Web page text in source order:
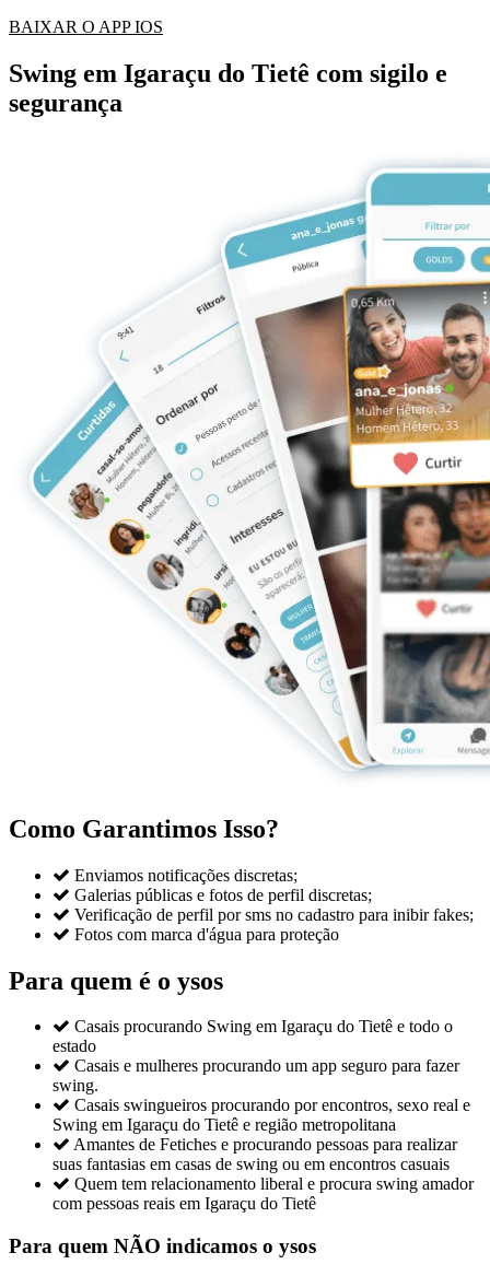
BAIXAR O APP IOS
Swing em Igaraçu do Tietê com sigilo e
segurança
Como Garantimos Isso?
 Enviamos notificações discretas;
 Galerias públicas e fotos de perfil discretas;
 Verificação de perfil por sms no cadastro para inibir fakes;
 Fotos com marca d'água para proteção
Para quem é o ysos
 Casais procurando Swing em Igaraçu do Tietê e todo o
estado
 Casais e mulheres procurando um app seguro para fazer
swing.
 Casais swingueiros procurando por encontros, sexo real e
Swing em Igaraçu do Tietê e região metropolitana
 Amantes de Fetiches e procurando pessoas para realizar
suas fantasias em casas de swing ou em encontros casuais
 Quem tem relacionamento liberal e procura swing amador
com pessoas reais em Igaraçu do Tietê
Para quem NÃO indicamos o ysos